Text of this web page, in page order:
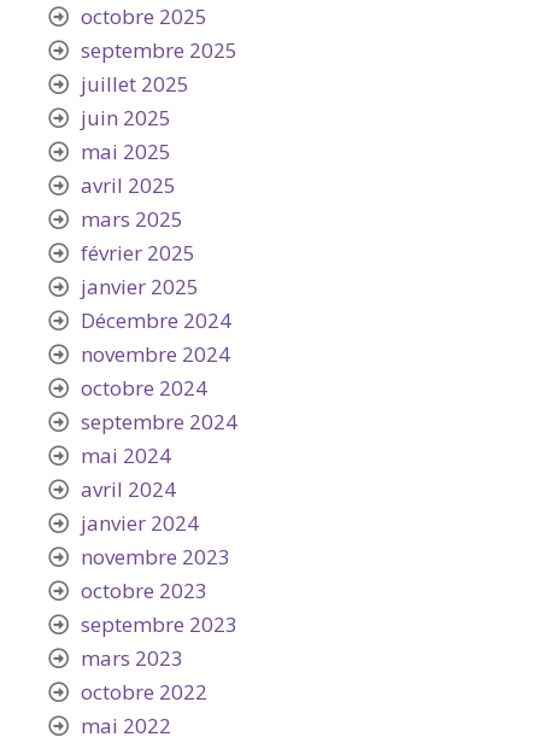
octobre 2025
septembre 2025
juillet 2025
juin 2025
mai 2025
avril 2025
mars 2025
février 2025
janvier 2025
Décembre 2024
novembre 2024
octobre 2024
septembre 2024
mai 2024
avril 2024
janvier 2024
novembre 2023
octobre 2023
septembre 2023
mars 2023
octobre 2022
mai 2022